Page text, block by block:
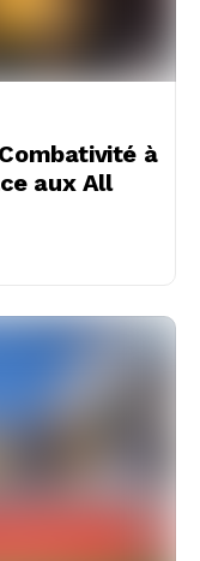
à
aux All